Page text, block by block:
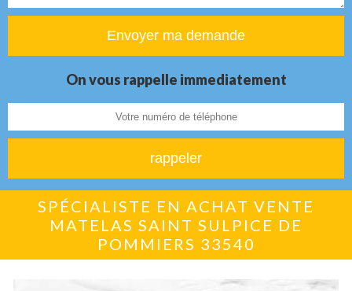
On vous rappelle immediatement
SPÉCIALISTE EN ACHAT VENTE
MATELAS SAINT SULPICE DE
POMMIERS 33540